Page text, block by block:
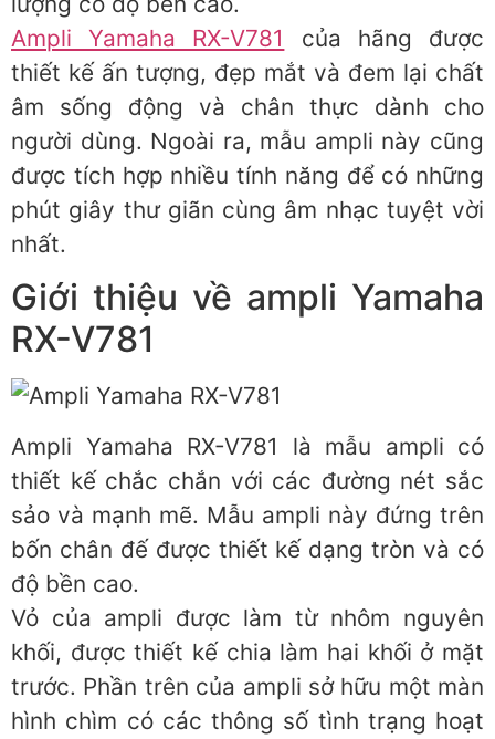
Ampli Yamaha RX-V781
của hãng được
thiết kế ấn tượng, đẹp mắt và đem lại chất
âm sống động và chân thực dành cho
người dùng. Ngoài ra, mẫu ampli này cũng
được tích hợp nhiều tính năng để có những
phút giây thư giãn cùng âm nhạc tuyệt vời
nhất.
Giới thiệu về ampli Yamaha
RX-V781
Ampli Yamaha RX-V781 là mẫu ampli có
thiết kế chắc chắn với các đường nét sắc
sảo và mạnh mẽ. Mẫu ampli này đứng trên
bốn chân đế được thiết kế dạng tròn và có
độ bền cao.
Vỏ của ampli được làm từ nhôm nguyên
khối, được thiết kế chia làm hai khối ở mặt
trước. Phần trên của ampli sở hữu một màn
hình chìm có các thông số tình trạng hoạt